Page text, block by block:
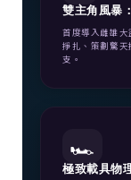
雙主角風暴
首度導入雌雄
掙扎、策劃驚
支。
🏎️
極致載具物